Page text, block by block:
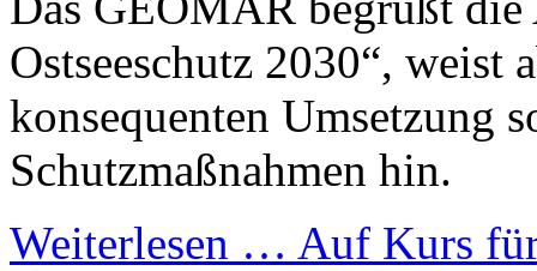
Ostseeschutz 2030“, weist
konsequenten Umsetzung
Schutzmaßnahmen hin.
Weiterlesen … Auf Kurs für